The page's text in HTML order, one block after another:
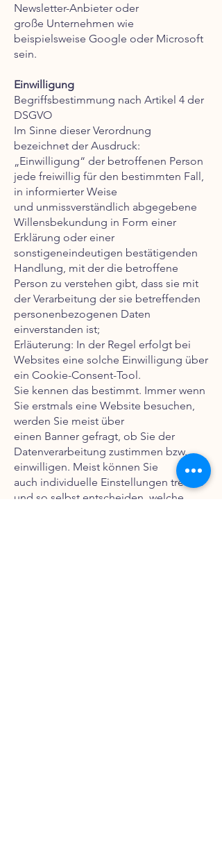
Newsletter-Anbieter oder
große Unternehmen wie
beispielsweise Google oder Microsoft
sein.
Einwilligung
Begriffsbestimmung nach Artikel 4 der
DSGVO
Im Sinne dieser Verordnung
bezeichnet der Ausdruck:
„Einwilligung“ der betroffenen Person
jede freiwillig für den bestimmten Fall,
in informierter Weise
und unmissverständlich abgegebene
Willensbekundung in Form einer
Erklärung oder einer
sonstigeneindeutigen bestätigenden
Handlung, mit der die betroffene
Person zu verstehen gibt, dass sie mit
der Verarbeitung der sie betreffenden
personenbezogenen Daten
einverstanden ist;
Erläuterung: In der Regel erfolgt bei
Websites eine solche Einwilligung über
ein Cookie-Consent-Tool.
Sie kennen das bestimmt. Immer wenn
Sie erstmals eine Website besuchen,
werden Sie meist über
einen Banner gefragt, ob Sie der
Datenverarbeitung zustimmen bzw.
einwilligen. Meist können Sie
auch individuelle Einstellungen treffen
und so selbst entscheiden, welche